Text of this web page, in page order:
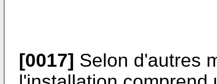
[0017] Selon d'autres